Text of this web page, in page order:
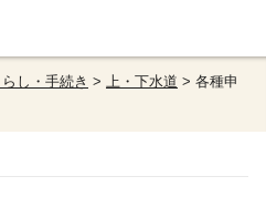
らし・手続き > 上・下水道 > 各種申